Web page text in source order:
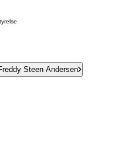
Steen Andersen